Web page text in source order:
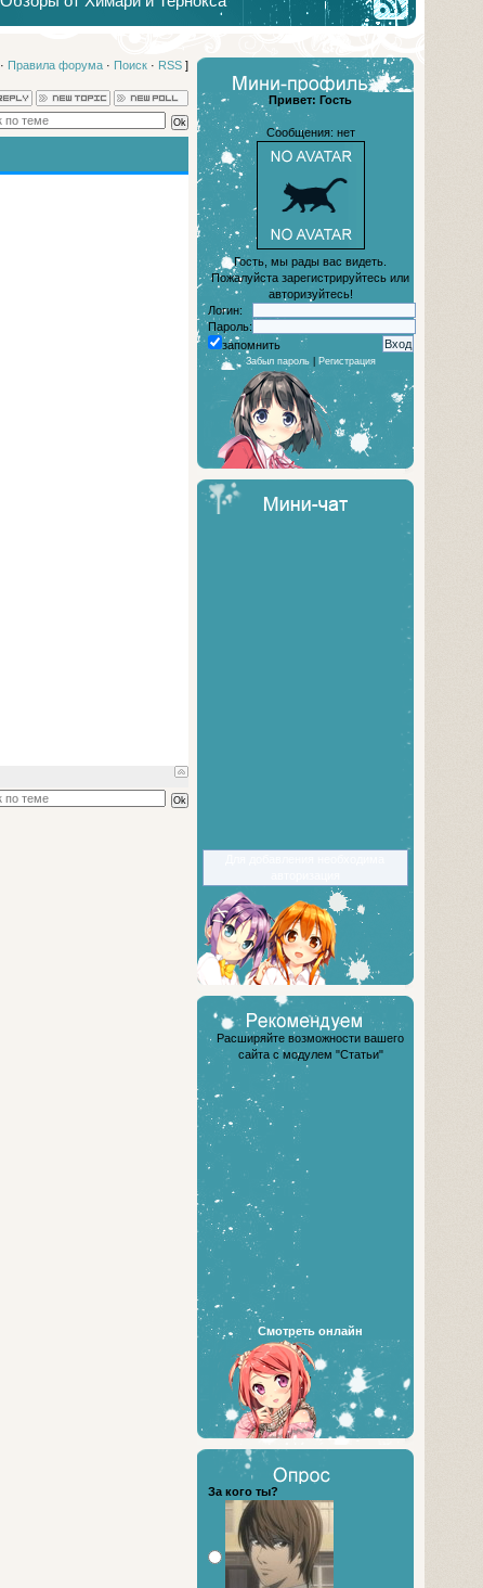
Правила форума· Поиск· RSS]
Привет: Гость
Сообщения: нет
Гость, мы рады вас видеть.
Пожалуйста зарегистрируйтесь или
авторизуйтесь!
Логин:
Пароль:
запомнить
Забыл пароль| Регистрация
Расширяйте возможности вашего
сайта с модулем "Статьи"
Смотреть онлайн
За кого ты?